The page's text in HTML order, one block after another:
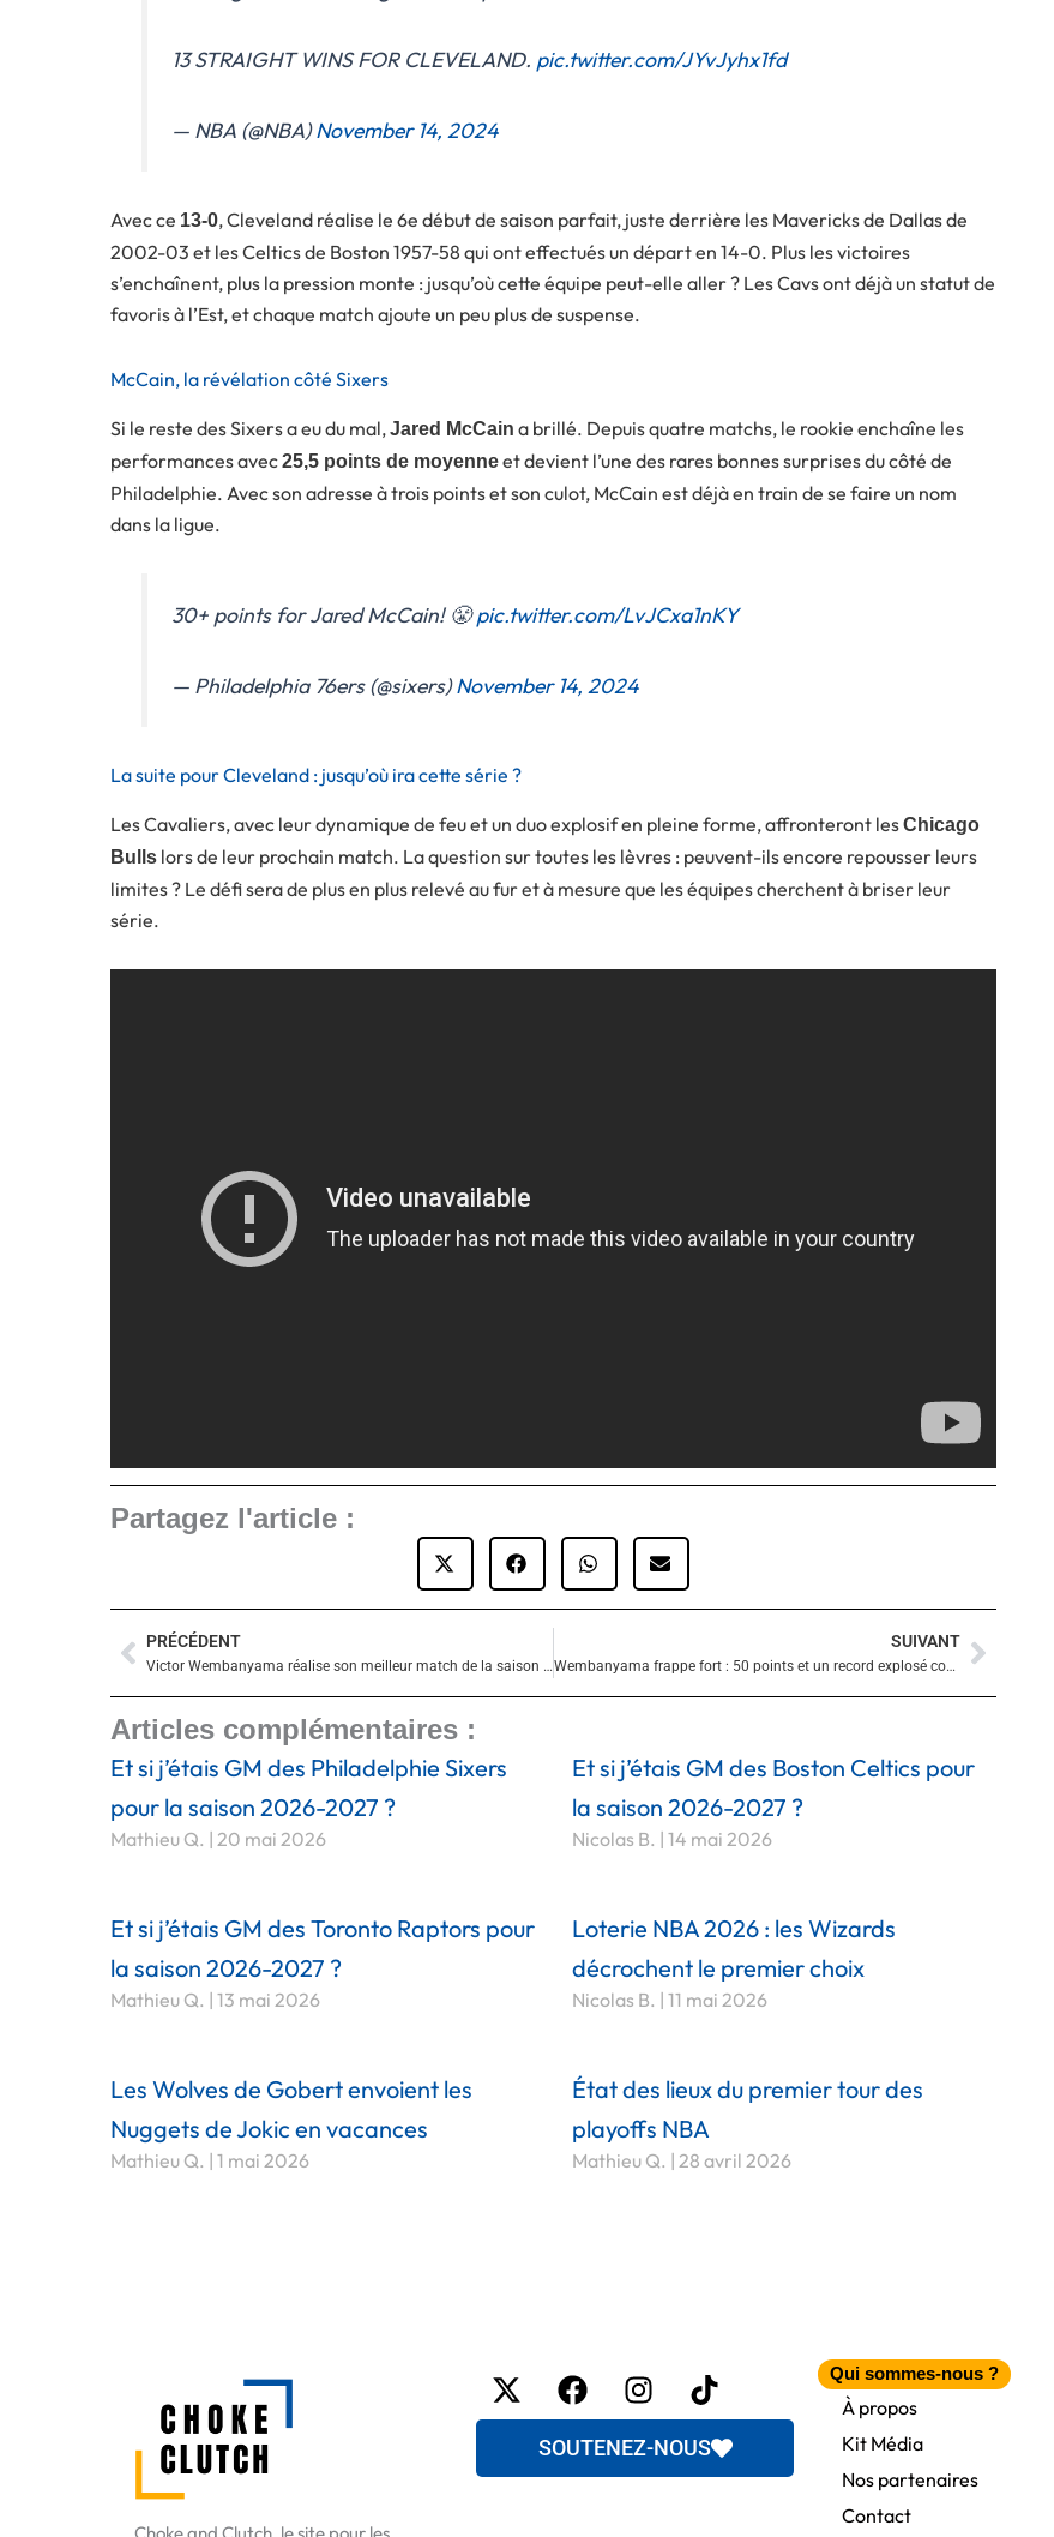
13 STRAIGHT WINS FOR CLEVELAND. pic.twitter.com/JYvJyhx1fd
— NBA (@NBA)November 14, 2024
Avec ce 13-0, Cleveland réalise le 6e début de saison parfait, juste derrière les Mavericks de Dallas de
2002-03 et les Celtics de Boston 1957-58 qui ont effectués un départ en 14-0. Plus les victoires
s’enchaînent, plus la pression monte : jusqu’où cette équipe peut-elle aller ? Les Cavs ont déjà un statut de
favoris à l’Est, et chaque match ajoute un peu plus de suspense.
McCain, la révélation côté Sixers
Si le reste des Sixers a eu du mal,Jared McCain a brillé. Depuis quatre matchs, le rookie enchaîne les
performances avec25,5 points de moyenneet devient l’une des rares bonnes surprises du côté de
Philadelphie. Avec son adresse à trois points et son culot, McCain est déjà en train de se faire un nom
dans la ligue.
30+ points for Jared McCain! 😤pic.twitter.com/LvJCxa1nKY
— Philadelphia 76ers (@sixers)November 14, 2024
La suite pour Cleveland : jusqu’où ira cette série ?
Les Cavaliers, avec leur dynamique de feu et un duo explosif en pleine forme, affronteront lesChicago
Bulls lors de leur prochain match. La question sur toutes les lèvres : peuvent-ils encore repousser leurs
limites ? Le défi sera de plus en plus relevé au fur et à mesure que les équipes cherchent à briser leur
série.
Partagez l'article :
Précédent
PRÉCÉDENT
Victor Wembanyama réalise son meilleur match de la saison : 34 points, 14 rebonds et la victoire contre les Kings
SUIVANT
Wembanyama frappe fort : 50 points et un record explosé contre les Wizards ! Suivant
Articles complémentaires :
Et si j’étais GM des Philadelphie Sixers
pour la saison 2026-2027 ?
Mathieu Q. 20 mai 2026
Et si j’étais GM des Boston Celtics pour
la saison 2026-2027 ?
Nicolas B. 14 mai 2026
Et si j’étais GM des Toronto Raptors pour
la saison 2026-2027 ?
Mathieu Q. 13 mai 2026
Loterie NBA 2026 : les Wizards
décrochent le premier choix
Nicolas B. 11 mai 2026
Les Wolves de Gobert envoient les
Nuggets de Jokic en vacances
Mathieu Q. 1 mai 2026
État des lieux du premier tour des
playoffs NBA
Mathieu Q. 28 avril 2026
Choke and Clutch, le site pour les
X-
twitter
FacebookInstagram
Tiktok
SOUTENEZ-NOUS
Qui sommes-nous ?
À propos
Kit Média
Nos partenaires
Contact